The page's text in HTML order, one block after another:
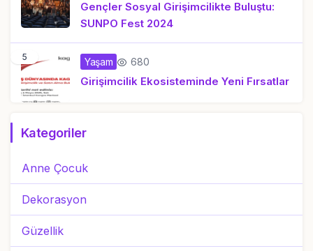
Gençler Sosyal Girişimcilikte Buluştu:
SUNPO Fest 2024
5 Yaşam 680
Girişimcilik Ekosisteminde Yeni Fırsatlar
Kategoriler
Anne Çocuk
Dekorasyon
Güzellik